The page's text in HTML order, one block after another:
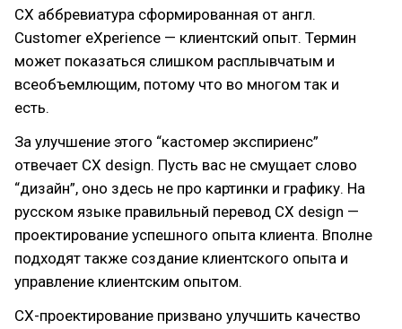
СХ аббревиатура сформированная от англ.
Customer eХperience — клиентский опыт. Термин
может показаться слишком расплывчатым и
всеобъемлющим, потому что во многом так и
есть.
За улучшение этого “кастомер экспириенс”
отвечает CX design. Пусть вас не смущает слово
“дизайн”, оно здесь не про картинки и графику. На
русском языке правильный перевод CX design —
проектирование успешного опыта клиента. Вполне
подходят также создание клиентского опыта и
управление клиентским опытом.
CX-проектирование призвано улучшить качество